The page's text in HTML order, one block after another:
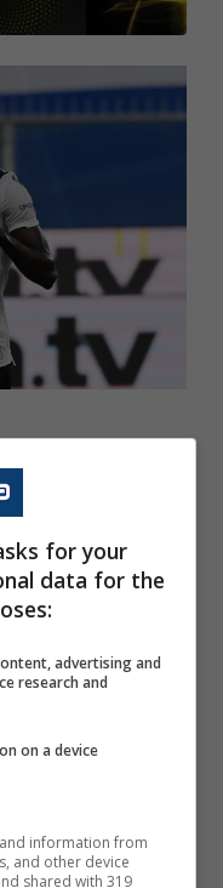
stagione col
una buona
voglia di giocare
un’altra:
venire in Italia.
riesci ad
for your
data for the
advertising and
research and
on a device
information from
and other device
shared with 319